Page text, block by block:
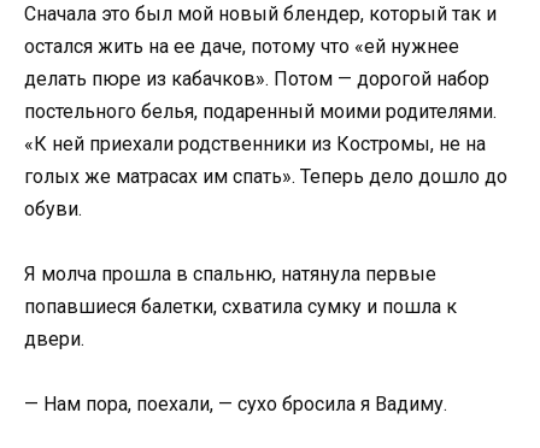
Сначала это был мой новый блендер, который так и
остался жить на ее даче, потому что «ей нужнее
делать пюре из кабачков». Потом — дорогой набор
постельного белья, подаренный моими родителями.
«К ней приехали родственники из Костромы, не на
голых же матрасах им спать». Теперь дело дошло до
обуви.
Я молча прошла в спальню, натянула первые
попавшиеся балетки, схватила сумку и пошла к
двери.
— Нам пора, поехали, — сухо бросила я Вадиму.